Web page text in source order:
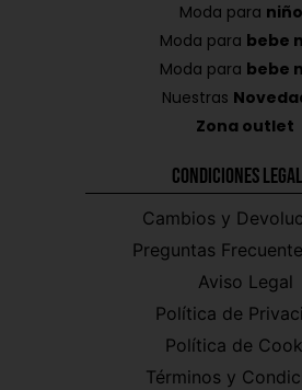
Moda para
Moda para bebe
Moda para bebe
Nuestras
Zona outlet
Condiciones
Cambios y
Preguntas
Aviso Legal
Política de
Política de
Términos y